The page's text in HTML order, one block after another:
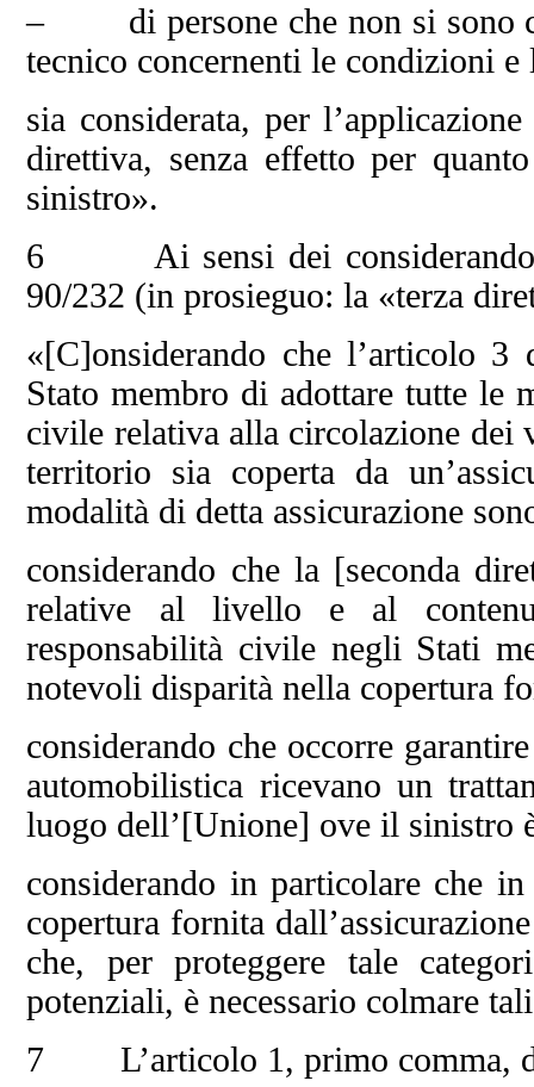
– di persone che non si sono
tecnico concernenti le condizioni
sia considerata, per
direttiva, senza effetto per
sinistro».
6 Ai sensi dei considerando
90/232 (in prosieguo: la «terza
«[C]onsiderando che l’articolo
Stato membro di adottare tutte le
civile relativa alla circolazione dei
territorio sia coperta da
modalità di detta assicurazione
considerando che la [seconda
relative al livello e al
responsabilità civile negli Stati
notevoli disparità nella copertura
considerando che occorre
automobilistica ricevano un
luogo dell’[Unione] ove il sinistro
considerando in particolare che
copertura fornita
che, per proteggere tale
potenziali, è necessario colmare
7 L’articolo 1, primo comma,